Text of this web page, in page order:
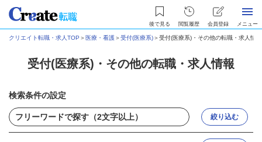
後で見る 閲覧履歴 会員登録 メニュー
クリエイト転職・求人TOP ＞ 医療・看護＞受付(医療系)＞受付(医療系)・その他の転職・求人情報
受付(医療系)・その他の転職・求人情報
検索条件の設定
絞り込む